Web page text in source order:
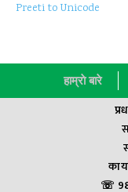
Preeti to Unicode
हाम्राे बारे
☏